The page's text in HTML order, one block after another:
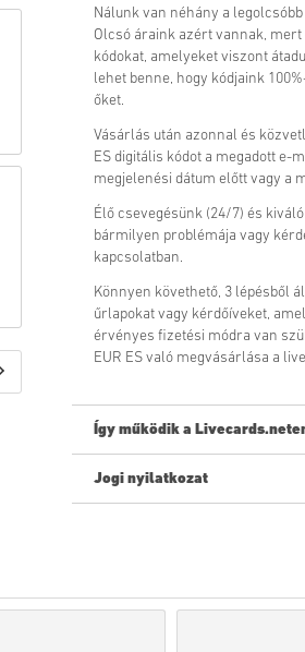
Nálunk van néhány a legolcsóbb
Olcsó áraink azért vannak,
kódokat, amelyeket viszont
lehet benne, hogy kódjaink
őket.
Vásárlás után azonnal és
ES digitális kódot a megadott e-
megjelenési dátum előtt vagy a
Élő csevegésünk (24/7) és
bármilyen problémája vagy
kapcsolatban.
Könnyen követhető, 3 lépésből
űrlapokat vagy kérdőíveket,
érvényes fizetési módra van
EUR ES való megvásárlása a
Így működik a
Új vagy a Livecards.net-en? A
Jogi nyilatkozat
Ön csak digitális terméket